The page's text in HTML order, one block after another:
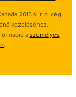
2015 s. r. o. cég
kezeléséhez.
aszemélyes
.